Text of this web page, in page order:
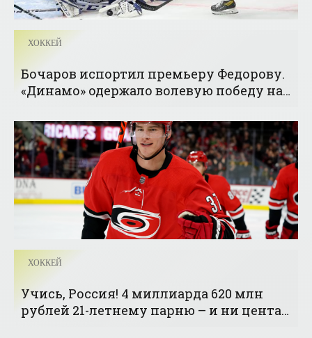
ХОККЕЙ
Бочаров испортил премьеру Федорову.
«Динамо» одержало волевую победу над
ХОККЕЙ
Учись, Россия! 4 миллиарда 620 млн
рублей 21-летнему парню – и ни цента